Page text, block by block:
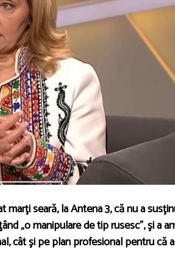
marţi seară, la Antena 3, că nu a
„o manipulare de tip rusesc”, şi a
cât şi pe plan profesional pentru că